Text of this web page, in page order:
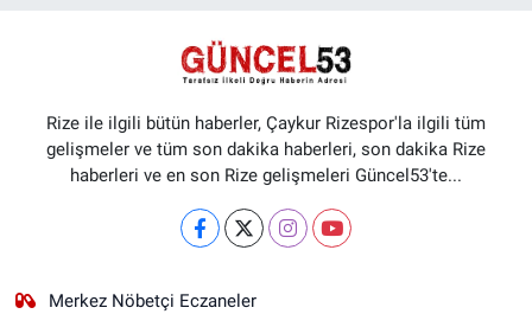
Rize ile ilgili bütün haberler, Çaykur Rizespor'la ilgili tüm
gelişmeler ve tüm son dakika haberleri, son dakika Rize
haberleri ve en son Rize gelişmeleri Güncel53'te...
Merkez Nöbetçi Eczaneler